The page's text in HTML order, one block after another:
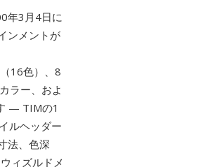
年3月4日に
ンメントが
16色）、8
ラー、およ
— TIMの1
ルヘッダー
法、色深
ィズルドメ